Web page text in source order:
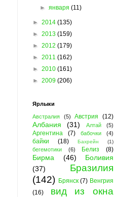
►января(11)
► 2014 (135)
► 2013 (159)
► 2012 (179)
► 2011 (162)
► 2010 (161)
► 2009 (206)
Ярлыки
Австралия (5) Австрия (12)
Албания (31) Алтай (5)
Аргентина (7) бабочки (4)
байки (18) Бахрейн (1)
бегемотики (6) Белиз (8)
Бирма (46)
Боливия
(37)
Бразилия
(142) Брянск (7) Венгрия
(16)
вид из окна